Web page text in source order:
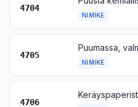
4704
NIMIKE
4705
NIMIKE
4706